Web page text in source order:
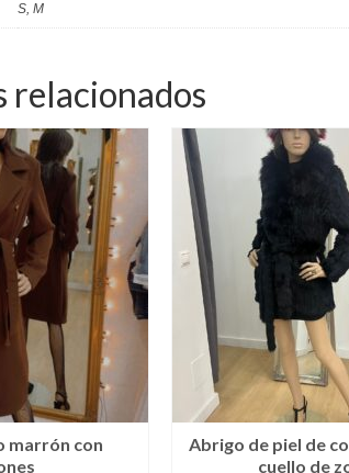
S, M
relacionados
marrón con
Abrigo de piel de
cuello de